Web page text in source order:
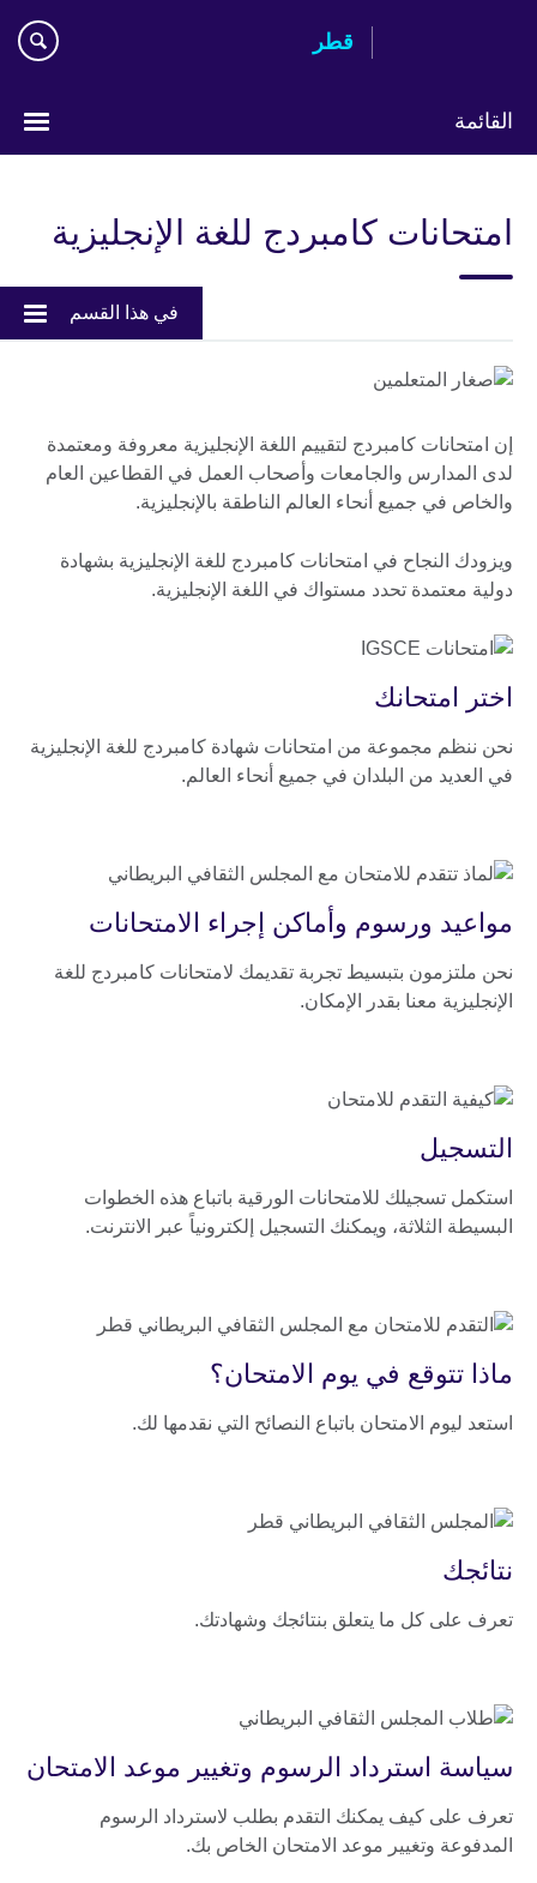
قطر
القائمة
امتحانات كامبردج للغة الإنجليزية
في هذا القسم
إن امتحانات كامبردج لتقييم اللغة الإنجليزية معروفة ومعتمدة
لدى المدارس والجامعات وأصحاب العمل في القطاعين العام
والخاص في جميع أنحاء العالم الناطقة بالإنجليزية.
ويزودك النجاح في امتحانات كامبردج للغة الإنجليزية بشهادة
دولية معتمدة تحدد مستواك في اللغة الإنجليزية.
اختر امتحانك
نحن ننظم مجموعة من امتحانات شهادة كامبردج للغة الإنجليزية
في العديد من البلدان في جميع أنحاء العالم.
مواعيد ورسوم وأماكن إجراء الامتحانات
نحن ملتزمون بتبسيط تجربة تقديمك لامتحانات كامبردج للغة
الإنجليزية معنا بقدر الإمكان.
التسجيل
استكمل تسجيلك للامتحانات الورقية باتباع هذه الخطوات
البسيطة الثلاثة، ويمكنك التسجيل إلكترونياً عبر الانترنت.
ماذا تتوقع في يوم الامتحان؟
استعد ليوم الامتحان باتباع النصائح التي نقدمها لك.
نتائجك
تعرف على كل ما يتعلق بنتائجك وشهادتك.
سياسة استرداد الرسوم وتغيير موعد الامتحان
تعرف على كيف يمكنك التقدم بطلب لاسترداد الرسوم
المدفوعة وتغيير موعد الامتحان الخاص بك.